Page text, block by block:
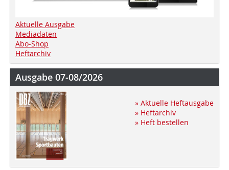
Aktuelle Ausgabe
Mediadaten
Abo-Shop
Heftarchiv
Ausgabe 07-08/2026
» Aktuelle Heftausgabe
» Heftarchiv
» Heft bestellen